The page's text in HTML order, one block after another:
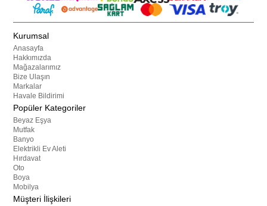
Kurumsal
Anasayfa
Hakkımızda
Mağazalarımız
Bize Ulaşın
Markalar
Havale Bildirimi
Popüler Kategoriler
Beyaz Eşya
Mutfak
Banyo
Elektrikli Ev Aleti
Hırdavat
Oto
Boya
Mobilya
Müşteri İlişkileri